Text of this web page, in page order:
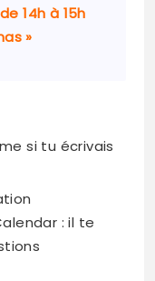
14h à 15h
»
si tu écrivais
: il te